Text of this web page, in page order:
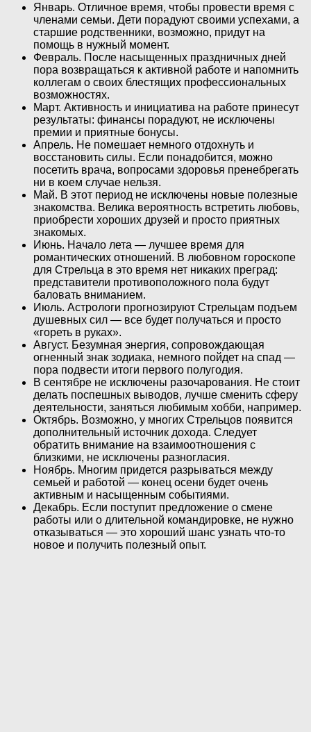
Январь. Отличное время, чтобы провести время с
членами семьи. Дети порадуют своими успехами, а
старшие родственники, возможно, придут на
помощь в нужный момент.
Февраль. После насыщенных праздничных дней
пора возвращаться к активной работе и напомнить
коллегам о своих блестящих профессиональных
возможностях.
Март. Активность и инициатива на работе принесут
результаты: финансы порадуют, не исключены
премии и приятные бонусы.
Апрель. Не помешает немного отдохнуть и
восстановить силы. Если понадобится, можно
посетить врача, вопросами здоровья пренебрегать
ни в коем случае нельзя.
Май. В этот период не исключены новые полезные
знакомства. Велика вероятность встретить любовь,
приобрести хороших друзей и просто приятных
знакомых.
Июнь. Начало лета — лучшее время для
романтических отношений. В любовном гороскопе
для Стрельца в это время нет никаких преград:
представители противоположного пола будут
баловать вниманием.
Июль. Астрологи прогнозируют Стрельцам подъем
душевных сил — все будет получаться и просто
«гореть в руках».
Август. Безумная энергия, сопровождающая
огненный знак зодиака, немного пойдет на спад —
пора подвести итоги первого полугодия.
В сентябре не исключены разочарования. Не стоит
делать поспешных выводов, лучше сменить сферу
деятельности, заняться любимым хобби, например.
Октябрь. Возможно, у многих Стрельцов появится
дополнительный источник дохода. Следует
обратить внимание на взаимоотношения с
близкими, не исключены разногласия.
Ноябрь. Многим придется разрываться между
семьей и работой — конец осени будет очень
активным и насыщенным событиями.
Декабрь. Если поступит предложение о смене
работы или о длительной командировке, не нужно
отказываться — это хороший шанс узнать что-то
новое и получить полезный опыт.